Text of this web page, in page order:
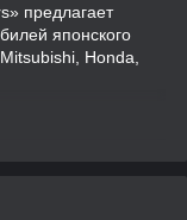
предлагает
японского
Honda,